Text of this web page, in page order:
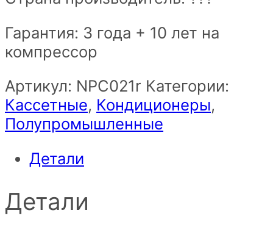
Гарантия: 3 года + 10 лет на
компрессор
Артикул: NPС021r Категории:
Кассетные, Кондиционеры,
Полупромышленные
Детали
Детали